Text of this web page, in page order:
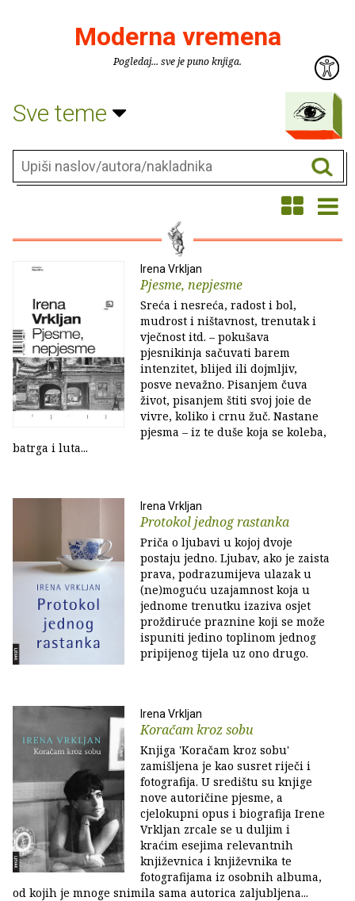
Moderna vremena
Pogledaj... sve je puno knjiga.
Sve teme
Irena Vrkljan
Pjesme, nepjesme
Sreća i nesreća, radost i bol,
mudrost i ništavnost, trenutak i
vječnost itd. – pokušava
pjesnikinja sačuvati barem
intenzitet, blijed ili dojmljiv,
posve nevažno. Pisanjem čuva
život, pisanjem štiti svoj joie de
vivre, koliko i crnu žuč. Nastane
pjesma – iz te duše koja se koleba,
batrga i luta...
Irena Vrkljan
Protokol jednog rastanka
Priča o ljubavi u kojoj dvoje
postaju jedno. Ljubav, ako je zaista
prava, podrazumijeva ulazak u
(ne)moguću uzajamnost koja u
jednome trenutku izaziva osjet
proždiruće praznine koji se može
ispuniti jedino toplinom jednog
pripijenog tijela uz ono drugo.
Irena Vrkljan
Koračam kroz sobu
Knjiga 'Koračam kroz sobu'
zamišljena je kao susret riječi i
fotografija. U središtu su knjige
nove autoričine pjesme, a
cjelokupni opus i biografija Irene
Vrkljan zrcale se u duljim i
kraćim esejima relevantnih
književnica i književnika te
fotografijama iz osobnih albuma,
od kojih je mnoge snimila sama autorica zaljubljena...